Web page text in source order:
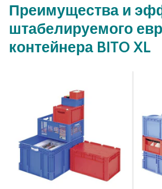
Преимущества и
штабелируемого
контейнера BITO XL